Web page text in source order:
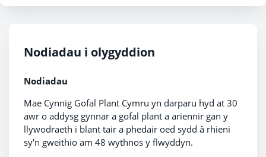
Nodiadau i olygyddion
Nodiadau
Mae Cynnig Gofal Plant Cymru yn darparu hyd at 30
awr o addysg gynnar a gofal plant a ariennir gan y
llywodraeth i blant tair a phedair oed sydd â rhieni
sy'n gweithio am 48 wythnos y flwyddyn.